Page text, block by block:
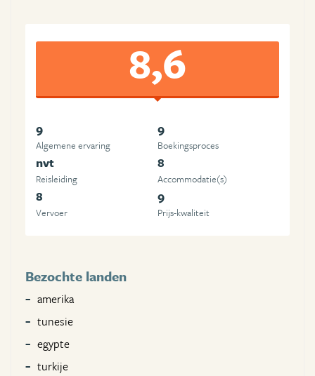
8,6
9
Algemene ervaring
9
Boekingsproces
nvt
Reisleiding
8
Accommodatie(s)
8
Vervoer
9
Prijs-kwaliteit
Bezochte landen
amerika
tunesie
egypte
turkije